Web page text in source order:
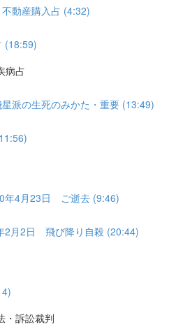
動産購入占 (4:32)
(18:59)
病占
派の生死のみかた・重要 (13:49)
年4月23日 ご逝去 (9:46)
月2日 飛び降り自殺 (20:44)
・訴訟裁判